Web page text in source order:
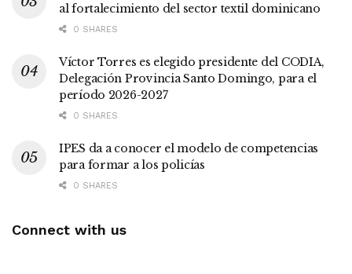
al fortalecimiento del sector textil dominicano
0 SHARES
Víctor Torres es elegido presidente del CODIA,
Delegación Provincia Santo Domingo, para el
período 2026-2027
0 SHARES
IPES da a conocer el modelo de competencias
para formar a los policías
0 SHARES
Connect with us